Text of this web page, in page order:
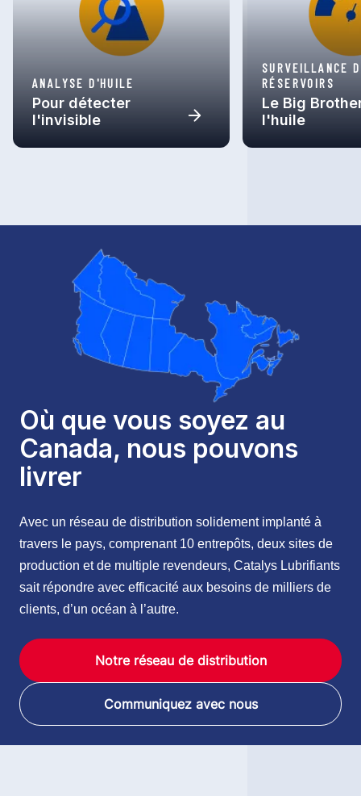
ANALYSE D'HUILE
Pour détecter
l'invisible
SURVEILLANCE
RÉSERVOIRS
Le Big
l'huile
Où que vous soyez au
Canada, nous pouvons
livrer
Avec un réseau de distribution solidement implanté à
travers le pays, comprenant 10 entrepôts, deux sites de
production et de multiple revendeurs, Catalys Lubrifiants
sait répondre avec efficacité aux besoins de milliers de
clients, d’un océan à l’autre.
Notre réseau de distribution
Communiquez avec nous